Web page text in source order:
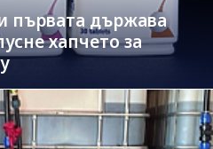
първата държава
хапчето за